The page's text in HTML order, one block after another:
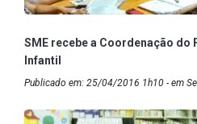
SME recebe a Coordenação do
Infantil
Publicado em: 25/04/2016 1h10 - em